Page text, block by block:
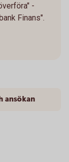
-
Finans".
ansökan